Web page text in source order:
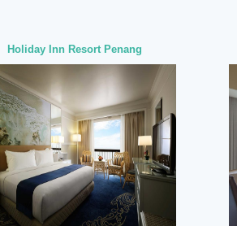
Holiday Inn Resort Penang